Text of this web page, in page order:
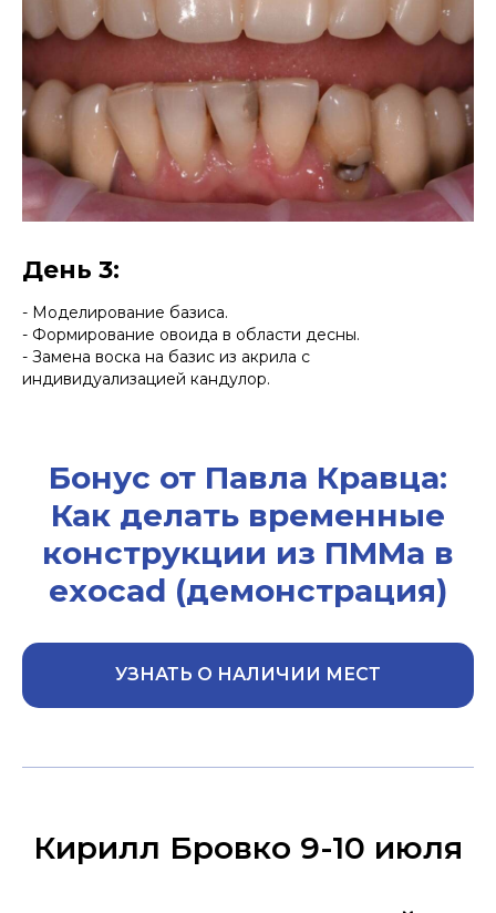
День 3:
- Моделирование базиса.
- Формирование овоида в области десны.
- Замена воска на базис из акрила с
индивидуализацией кандулор.
Бонус от Павла Кравца:
Как делать временные
конструкции из ПММа в
exocad (демонстрация)
УЗНАТЬ О НАЛИЧИИ МЕСТ
Кирилл Бровко 9-10 июля